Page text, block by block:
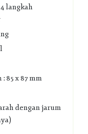
langkah
85 x 87 mm
dengan jarum